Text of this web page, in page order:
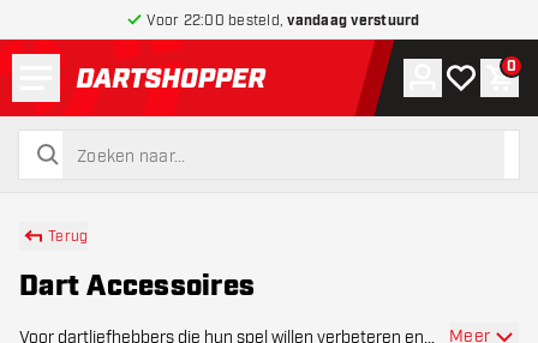
Voor 22:00 besteld,vandaag verstuurd
terug naar home pagina
zoeken
zoeken
Account
Mijn 0
Terug
Dart Accessoires
Voor dartliefhebbers die hun spel willen verbeteren en
Meer